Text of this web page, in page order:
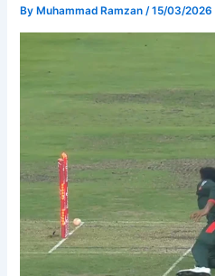
By Muhammad Ramzan/15/03/2026